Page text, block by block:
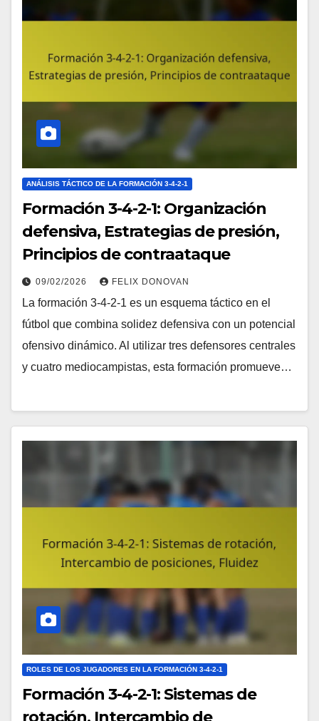
ANÁLISIS TÁCTICO DE LA FORMACIÓN 3-4-2-1
Formación 3-4-2-1: Organización
defensiva, Estrategias de presión,
Principios de contraataque
09/02/2026 FELIX DONOVAN
La formación 3-4-2-1 es un esquema táctico en el
fútbol que combina solidez defensiva con un potencial
ofensivo dinámico. Al utilizar tres defensores centrales
y cuatro mediocampistas, esta formación promueve…
ROLES DE LOS JUGADORES EN LA FORMACIÓN 3-4-2-1
Formación 3-4-2-1: Sistemas de